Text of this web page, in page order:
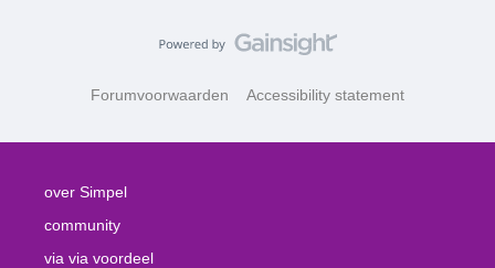
Forumvoorwaarden Accessibility statement
over Simpel
community
via via voordeel